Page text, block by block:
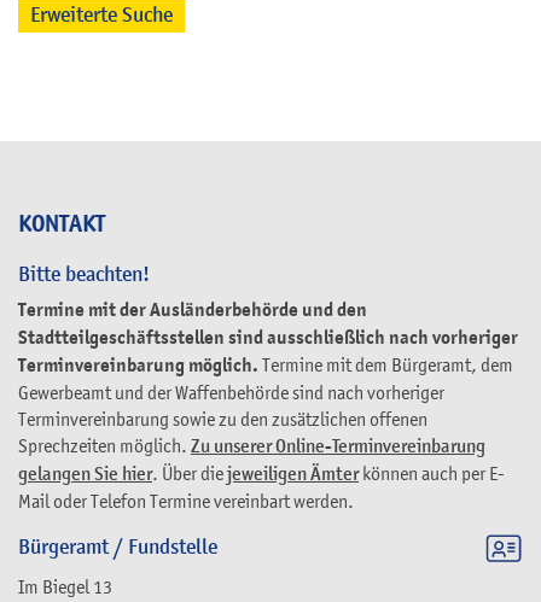
KONTAKT
Bitte beachten!
Termine mit der Ausländerbehörde und den
Stadtteilgeschäftsstellen sind ausschließlich nach vorheriger
Terminvereinbarung möglich. Termine mit dem Bürgeramt, dem
Gewerbeamt und der Waffenbehörde sind nach vorheriger
Terminvereinbarung sowie zu den zusätzlichen offenen
Sprechzeiten möglich. Zu unserer Online-Terminvereinbarung
gelangen Sie hier. Über diejeweiligen Ämterkönnen auch per E-
Mail oder Telefon Termine vereinbart werden.
Bürgeramt / Fundstelle
Im Biegel 13
Erweiterte Suche